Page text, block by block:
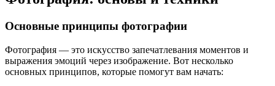
Основные принципы фотографии
Фотография — это искусство запечатлевания моментов и
выражения эмоций через изображение. Вот несколько
основных принципов, которые помогут вам начать: